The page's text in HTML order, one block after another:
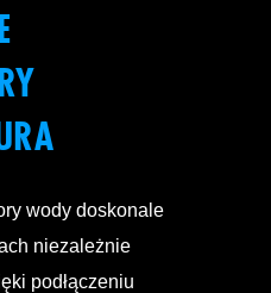
wody doskonale
niezależnie
podłączeniu